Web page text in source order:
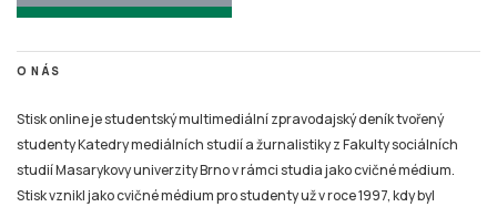
O NÁS
Stisk online je studentský multimediální zpravodajský deník tvořený
studií Masarykovy univerzity Brno v rámci studia jako cvičné médium.
Stisk vznikl jako cvičné médium pro studenty už v roce 1997, kdy byl
jedním z prvních internetových časopisů v České republice.
Na portálu zájemci najdou studentský deník Stisk Online, Rádio Stisk, TV